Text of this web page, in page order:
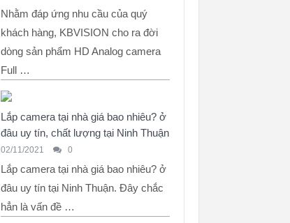
Nhằm đáp ứng nhu cầu của quý
khách hàng, KBVISION cho ra đời
dòng sản phẩm HD Analog camera
Full …
Lắp camera tại nhà giá bao nhiêu? ở
đâu uy tín, chất lượng tại Ninh Thuận
02/11/2021 0
Lắp camera tại nhà giá bao nhiêu? ở
đâu uy tín tại Ninh Thuận. Đây chắc
hẳn là vấn đề …